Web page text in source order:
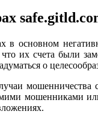
в основном
их счета были
о
мошенниками